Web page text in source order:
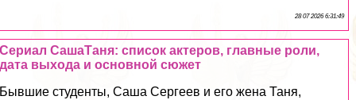
28 07 2026 6:31:49
Сериал СашаТаня: список актеров, главные роли,
дата выхода и основной сюжет
Бывшие студенты, Саша Сергеев и его жена Таня,